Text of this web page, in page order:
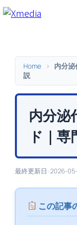
内
Home >
内分
説
内分泌
ド｜
最終更新日: 2026-
この記事